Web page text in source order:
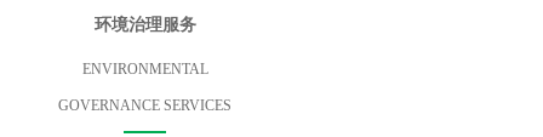
环境治理服务
ENVIRONMENTAL
GOVERNANCE SERVICES